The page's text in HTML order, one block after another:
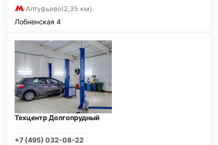
Алтуфьево(2,35 км)
Лобненская 4
Техцентр Долгопрудный
+7 (495) 032-08-22